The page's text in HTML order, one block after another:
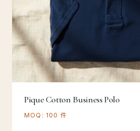
Pique Cotton Business Polo
MOQ: 100 件